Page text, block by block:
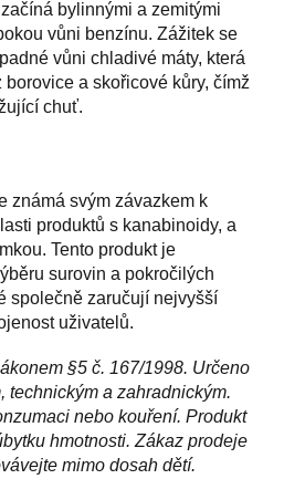
bylinnými a zemitými
vůni benzínu. Zážitek se
vůni chladivé máty, která
a skořicové kůry, čímž
chuť.
známá svým závazkem k
produktů s kanabinoidy, a
Tento produkt je
surovin a pokročilých
společně zaručují nejvyšší
uživatelů.
§5 č. 167/1998. Určeno
technickým a zahradnickým.
nebo kouření. Produkt
hmotnosti. Zákaz prodeje
mimo dosah dětí.